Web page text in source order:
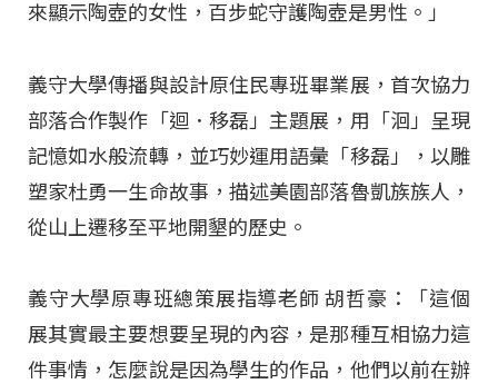
來顯示陶壺的女性，百步蛇守護陶壺是男性。」
義守大學傳播與設計原住民專班畢業展，首次協力
部落合作製作「迴．移磊」主題展，用「洄」呈現
記憶如水般流轉，並巧妙運用語彙「移磊」，以雕
塑家杜勇一生命故事，描述美園部落魯凱族族人，
從山上遷移至平地開墾的歷史。
義守大學原專班總策展指導老師 胡哲豪：「這個
展其實最主要想要呈現的內容，是那種互相協力這
件事情，怎麼說是因為學生的作品，他們以前在辦